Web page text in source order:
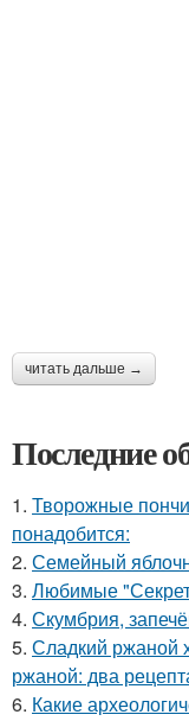
читать дальше →
Последние
1. Творожные
понадобится:
2. Семейный
3. Любимые
4. Скумбрия,
5. Сладкий ржаной
ржаной: два
6. Какие